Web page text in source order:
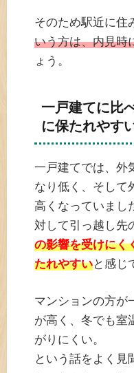
そのため駅近に住
いう方は、内見時
ょう。
一戸建てに比
に保たれやす
一戸建てでは、外
なり低く、そして
高くなっていまし
対して引っ越し先
の影響を受けにく
たれやすいと感じ
マンションの方が
が高く、冬でも室
がりにくい。
という話をよく見